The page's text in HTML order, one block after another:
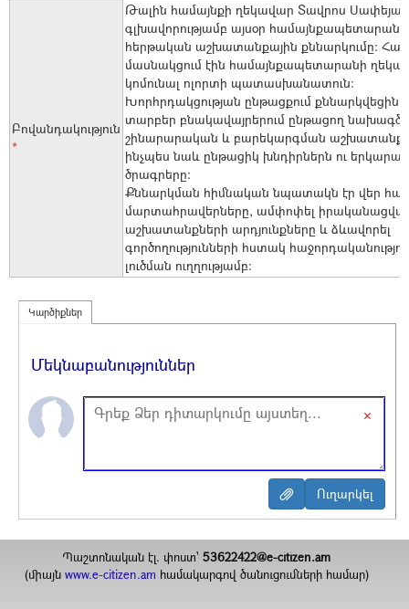
Բովանդակություն
*
Թալին համայնքի ղեկավար Տավրոս
գլխավորությամբ այսօր
հերթական աշխատանքային քննարկումը։
մասնակցում էին համայնքապետարանի
կոմունալ ոլորտի պատասխանատուն։
Խորհրդակցության ընթացքում քննարկվեցին
տարբեր բնակավայրերում ընթացող
շինարարական և բարեկարգման
ինչպես նաև ընթացիկ խնդիրներն ու
ծրագրերը։
Քննարկման հիմնական նպատակն էր վեր
մարտահրավերները, ամփոփել
աշխատանքների արդյունքները և ձևավորել
գործողությունների հստակ
լուծման ուղղությամբ։
Կարծիքներ
Մեկնաբանություններ
×
Պաշտոնական էլ. փոստ`53622422@e-citizen.am
(միայն www.e-citizen.am համակարգով ծանուցումների համար)